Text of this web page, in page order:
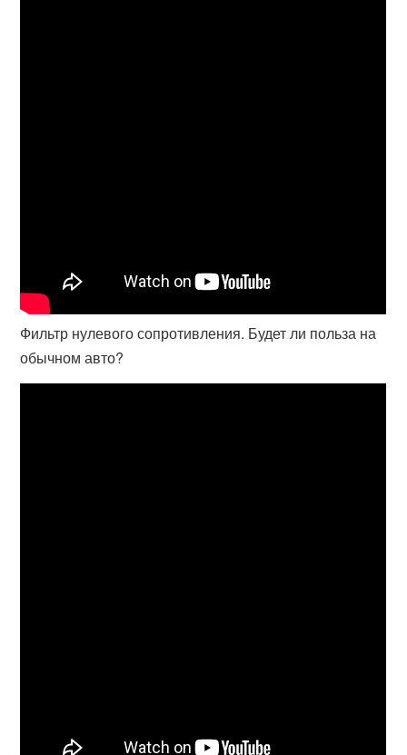
Фильтр нулевого сопротивления. Будет ли польза на
обычном авто?